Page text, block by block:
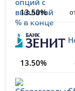
13.50%
13.50%